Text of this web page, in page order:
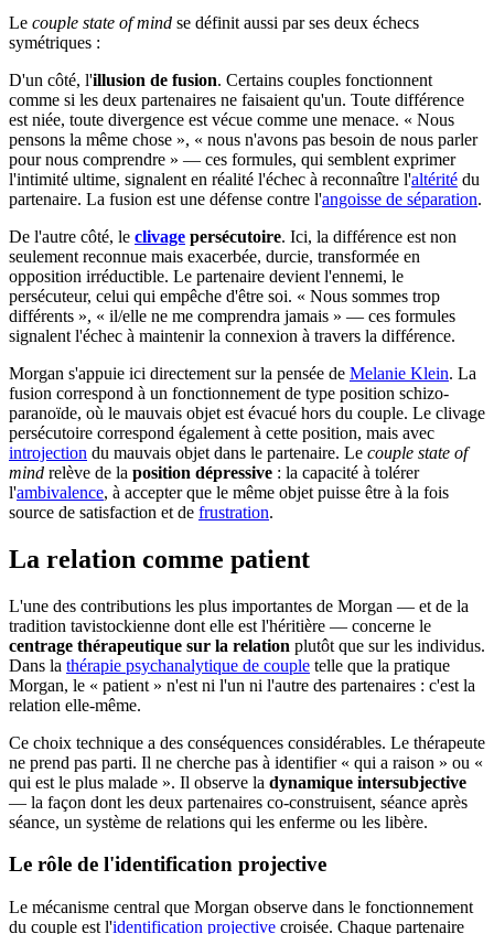
Le couple state of mind se définit aussi par ses deux échecs
symétriques :
D'un côté, l'illusion de fusion. Certains couples fonctionnent
comme si les deux partenaires ne faisaient qu'un. Toute différence
est niée, toute divergence est vécue comme une menace. « Nous
pensons la même chose », « nous n'avons pas besoin de nous parler
pour nous comprendre » — ces formules, qui semblent exprimer
l'intimité ultime, signalent en réalité l'échec à reconnaître l'altérité du
partenaire. La fusion est une défense contre l'angoisse de séparation.
De l'autre côté, le clivage persécutoire. Ici, la différence est non
seulement reconnue mais exacerbée, durcie, transformée en
opposition irréductible. Le partenaire devient l'ennemi, le
persécuteur, celui qui empêche d'être soi. « Nous sommes trop
différents », « il/elle ne me comprendra jamais » — ces formules
signalent l'échec à maintenir la connexion à travers la différence.
Morgan s'appuie ici directement sur la pensée de Melanie Klein. La
fusion correspond à un fonctionnement de type position schizo-
paranoïde, où le mauvais objet est évacué hors du couple. Le clivage
persécutoire correspond également à cette position, mais avec
introjection du mauvais objet dans le partenaire. Le couple state of
mind relève de la position dépressive : la capacité à tolérer
l'ambivalence, à accepter que le même objet puisse être à la fois
source de satisfaction et de frustration.
La relation comme patient
L'une des contributions les plus importantes de Morgan — et de la
tradition tavistockienne dont elle est l'héritière — concerne le
centrage thérapeutique sur la relation plutôt que sur les individus.
Dans la thérapie psychanalytique de couple telle que la pratique
Morgan, le « patient » n'est ni l'un ni l'autre des partenaires : c'est la
relation elle-même.
Ce choix technique a des conséquences considérables. Le thérapeute
ne prend pas parti. Il ne cherche pas à identifier « qui a raison » ou «
qui est le plus malade ». Il observe la dynamique intersubjective
— la façon dont les deux partenaires co-construisent, séance après
séance, un système de relations qui les enferme ou les libère.
Le rôle de l'identification projective
Le mécanisme central que Morgan observe dans le fonctionnement
du couple est l'identification projective croisée. Chaque partenaire